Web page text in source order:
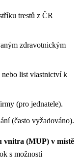
trestů z ČR
zdravotnickým
list vlastnictví k
(pro jednatele).
(často vyžadováno).
vnitra (MUP) v místě
s možností